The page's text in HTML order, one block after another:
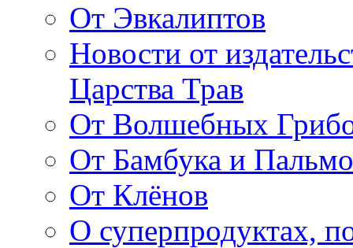
От Эвкалиптов
Новости от
Царства Трав
От Волшебных
От Бамбука и
От Клёнов
О суперпродуктах,